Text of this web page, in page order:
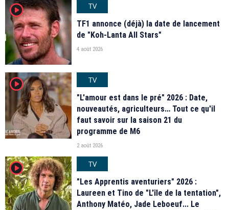
player2
TV
TF1 annonce (déjà) la date de lancement
de "Koh-Lanta All Stars"
4 août 2026
player2
TV
"L'amour est dans le pré" 2026 : Date,
nouveautés, agriculteurs… Tout ce qu'il
faut savoir sur la saison 21 du
programme de M6
2 août 2026
player2
TV
"Les Apprentis aventuriers" 2026 :
Laureen et Tino de "L'île de la tentation",
Anthony Matéo, Jade Leboeuf... Le